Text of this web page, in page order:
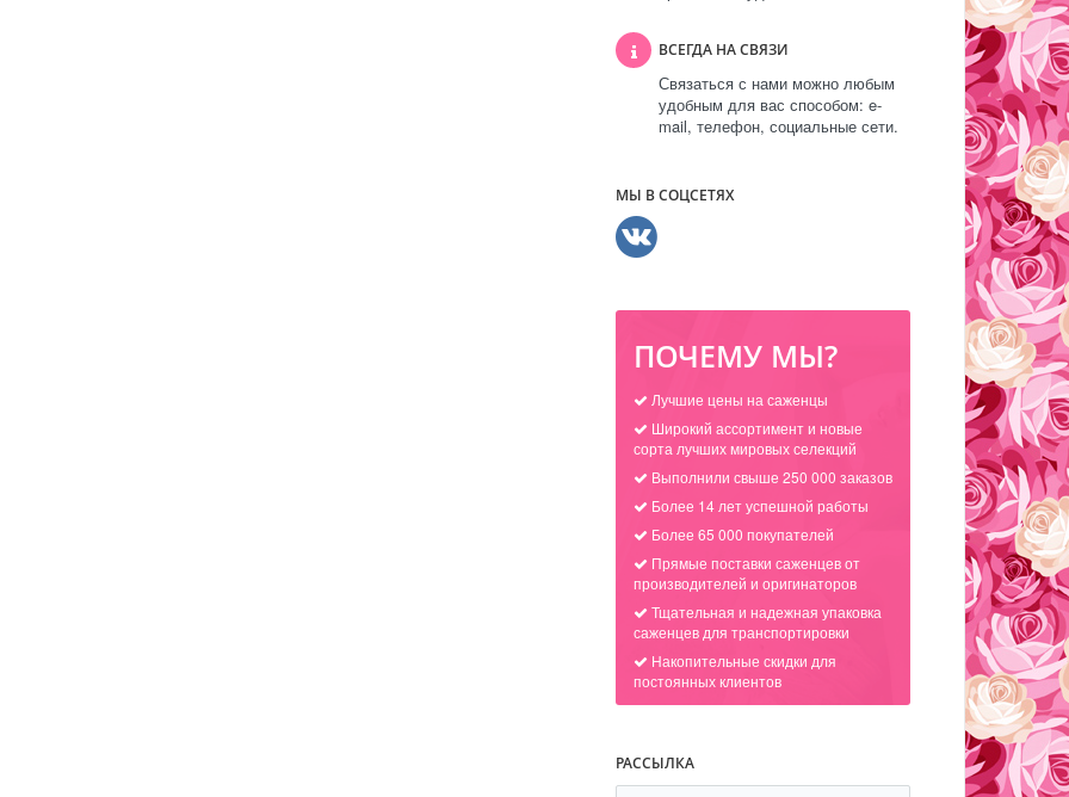
ВСЕГДА НА СВЯЗИ
Связаться с нами можно любым
удобным для вас способом: e-
mail, телефон, социальные сети.
МЫ В СОЦСЕТЯХ
ПОЧЕМУ МЫ?
Лучшие цены на саженцы
Широкий ассортимент и новые
сорта лучших мировых селекций
Выполнили свыше 250 000 заказов
Более 14 лет успешной работы
Более 65 000 покупателей
Прямые поставки саженцев от
производителей и оригинаторов
Тщательная и надежная упаковка
саженцев для транспортировки
Накопительные скидки для
постоянных клиентов
РАССЫЛКА